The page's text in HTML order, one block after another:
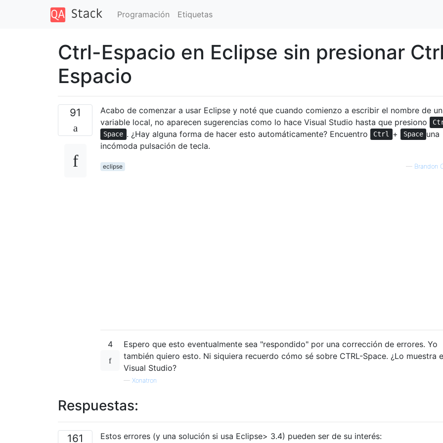
Programación Etiquetas
Ctrl-Espacio en Eclipse sin presionar
Espacio
91
Acabo de comenzar a usar Eclipse y noté que cuando comienzo a escribir el nombre de
variable local, no aparecen sugerencias como lo hace Visual Studio hasta que presiono
Space . ¿Hay alguna forma de hacer esto automáticamente? Encuentro Ctrl + Space una
incómoda pulsación de tecla.
eclipse — Brandon
4
Espero que esto eventualmente sea "respondido" por una corrección de errores. Yo
también quiero esto. Ni siquiera recuerdo cómo sé sobre CTRL-Space. ¿Lo muestra
Visual Studio?
— Xonatron
Respuestas:
161 Estos errores (y una solución si usa Eclipse> 3.4) pueden ser de su interés: